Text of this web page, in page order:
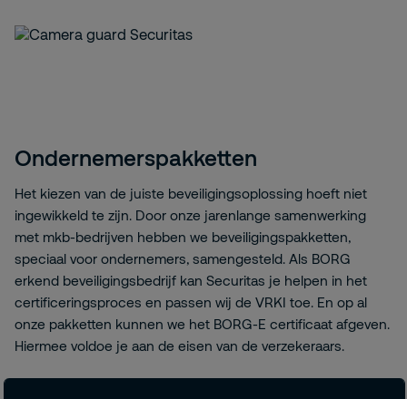
Ondernemerspakketten
Het kiezen van de juiste beveiligingsoplossing hoeft niet
ingewikkeld te zijn. Door onze jarenlange samenwerking
met mkb-bedrijven hebben we beveiligingspakketten,
speciaal voor ondernemers, samengesteld. Als BORG
erkend beveiligingsbedrijf kan Securitas je helpen in het
certificeringsproces en passen wij de VRKI toe. En op al
onze pakketten kunnen we het BORG-E certificaat afgeven.
Hiermee voldoe je aan de eisen van de verzekeraars.